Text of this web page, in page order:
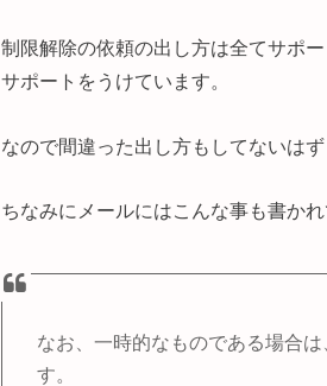
制限解除の依頼の出し方は全てサポ
サポートをうけています。
なので間違った出し方もしてないはず
ちなみにメールにはこんな事も書かれ
なお、一時的なものである場合
す。